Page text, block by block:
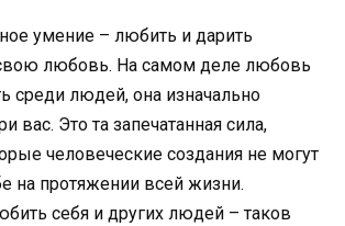
умение – любить и дарить
любовь. На самом деле любовь
среди людей, она изначально
вас. Это та запечатанная сила,
человеческие создания не могут
на протяжении всей жизни.
себя и других людей – таков